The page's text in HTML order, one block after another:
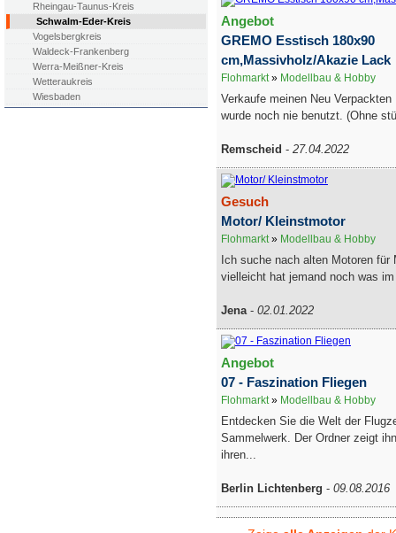
Rheingau-Taunus-Kreis
Schwalm-Eder-Kreis
Vogelsbergkreis
Waldeck-Frankenberg
Werra-Meißner-Kreis
Wetteraukreis
Wiesbaden
Angebot
GREMO Esstisch 180x90
cm,Massivholz/Akazie Lack
Flohmarkt» Modellbau & Hobby
Verkaufe meinen Neu
wurde noch nie benutzt. (Ohne
Remscheid - 27.04.2022
Gesuch
Motor/ Kleinstmotor
Flohmarkt» Modellbau & Hobby
Ich suche nach alten Motoren für
vielleicht hat jemand noch was
Jena - 02.01.2022
Angebot
07 - Faszination Fliegen
Flohmarkt» Modellbau & Hobby
Entdecken Sie die Welt der
Sammelwerk. Der Ordner zeigt
ihren...
Berlin Lichtenberg - 09.08.2016